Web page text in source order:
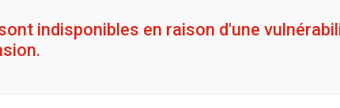
indisponibles en raison d'une